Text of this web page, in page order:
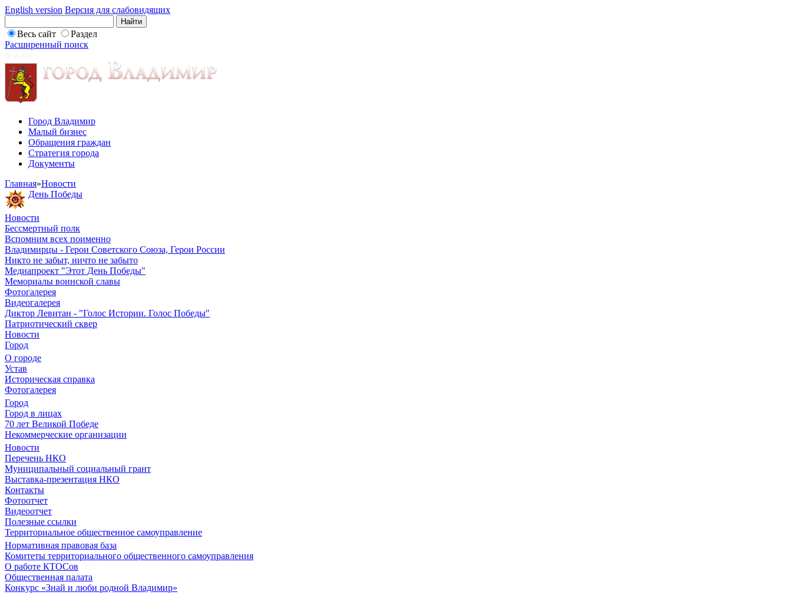
English version Версия для слабовидящих
Весь сайт
Раздел
Расширенный поиск
Город Владимир
Малый бизнес
Обращения граждан
Стратегия города
Документы
Главная»Новости
День Победы
Новости
Бессмертный полк
Вспомним всех поименно
Владимирцы - Герои Советского Союза, Герои России
Никто не забыт, ничто не забыто
Медиапроект "Этот День Победы"
Мемориалы воинской славы
Фотогалерея
Видеогалерея
Диктор Левитан - "Голос Истории. Голос Победы"
Патриотический сквер
Новости
Город
О городе
Устав
Историческая справка
Фотогалерея
Город
Город в лицах
70 лет Великой Победе
Некоммерческие организации
Новости
Перечень НКО
Муниципальный социальный грант
Выставка-презентация НКО
Контакты
Фотоотчет
Видеоотчет
Полезные ссылки
Территориальное общественное самоуправление
Нормативная правовая база
Комитеты территориального общественного самоуправления
О работе КТОСов
Общественная палата
Конкурс «Знай и люби родной Владимир»